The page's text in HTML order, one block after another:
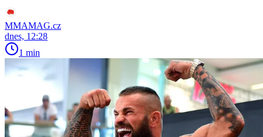
MMAMAG.cz
dnes, 12:28
1 min